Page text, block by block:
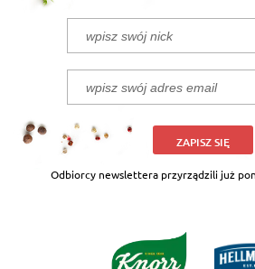
ZAPISZ SIĘ
Odbiorcy newslettera przyrządzili już